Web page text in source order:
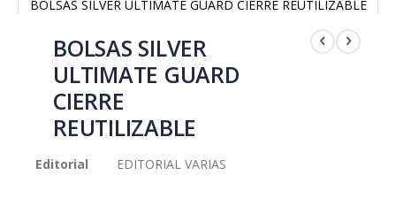
BOLSAS SILVER ULTIMATE GUARD CIERRE REUTILIZABLE
comienzo
galería
imágenes
BOLSAS SILVER
ULTIMATE GUARD
CIERRE
REUTILIZABLE
Editorial EDITORIAL VARIAS